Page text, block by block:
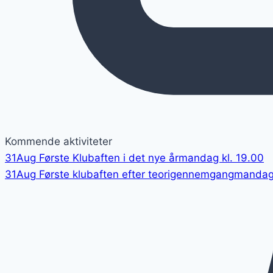
Kommende aktiviteter
31Aug Første Klubaften i det nye årmandag kl. 19.00
31Aug Første klubaften efter teorigennemgang